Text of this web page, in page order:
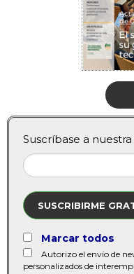
Suscríbase a
SUSCRIBIRME
Marcar todos
Autorizo el envío de
personalizados de